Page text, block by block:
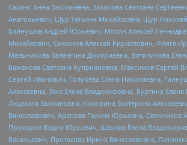
Саранг Анна Васильевна, Захарова Светлана
Анатольевич, Щур Татьяна Михайловна, Щур Николай
Блинушов Андрей Юрьевич, Мосин Алексей
Михайлович, Симонов Алексей Кириллович, Флиге
Мельникова Валентина Дмитриевна, Вититинова
Баженова Светлана Куприяновна, Максимов Сергей
Сергей Иванович, Голубева Елена Николаевна,
Алексеевна, Закс Елена Владимировна, Буртина
Людмила Залмановна, Кокорина Екатерина
Вячеславович, Арапова Галина Юрьевна, Свечников
Прохоров Вадим Юрьевич, Шахова Елена
Васильевич, Протасова Ирина Вячеславовна,